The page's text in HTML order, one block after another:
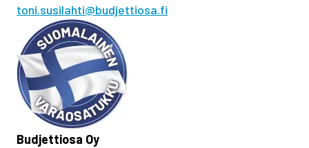
toni.susilahti@budjettiosa.fi
Budjettiosa Oy